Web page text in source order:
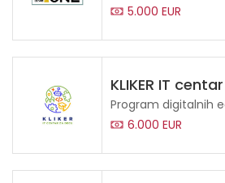
5.000 EUR
KLIKER IT
Program digitalnih
6.000 EUR